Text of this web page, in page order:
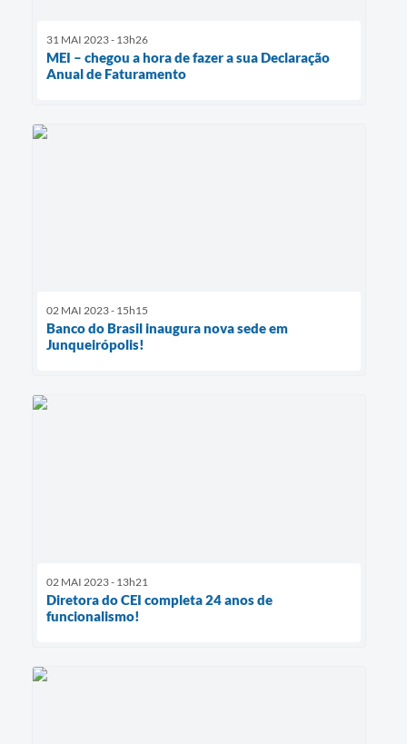
31 MAI 2023 - 13h26
MEI – chegou a hora de fazer a sua Declaração
Anual de Faturamento
02 MAI 2023 - 15h15
Banco do Brasil inaugura nova sede em
Junqueirópolis!
02 MAI 2023 - 13h21
Diretora do CEI completa 24 anos de
funcionalismo!